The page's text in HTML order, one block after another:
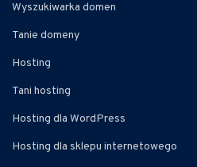
Wyszukiwarka domen
Tanie domeny
Hosting
Tani hosting
Hosting dla WordPress
Hosting dla sklepu internetowego